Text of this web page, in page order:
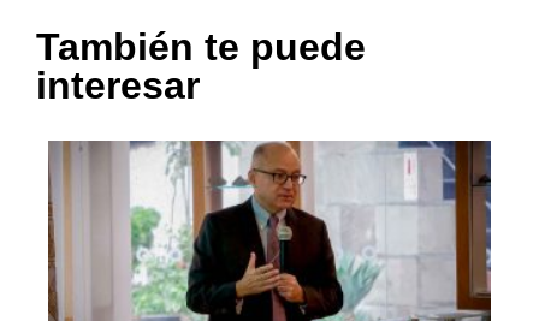
También te puede
interesar